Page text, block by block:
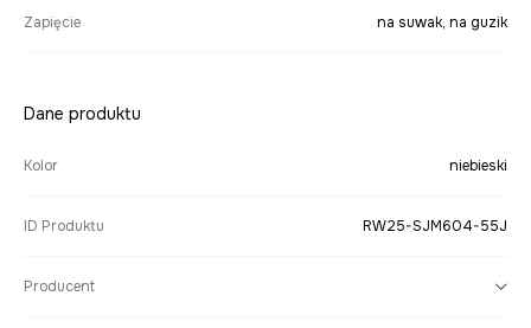
Zapięcie na suwak, na guzik
Dane produktu
Kolor niebieski
ID Produktu RW25-SJM604-55J
Producent